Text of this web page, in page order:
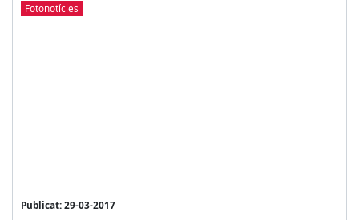
Fotonotícies
Publicat: 29-03-2017